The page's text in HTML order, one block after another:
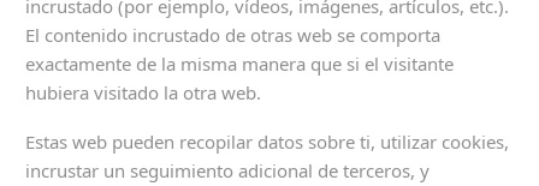
incrustado (por ejemplo, vídeos, imágenes, artículos, etc.).
El contenido incrustado de otras web se comporta
exactamente de la misma manera que si el visitante
hubiera visitado la otra web.
Estas web pueden recopilar datos sobre ti, utilizar cookies,
incrustar un seguimiento adicional de terceros, y